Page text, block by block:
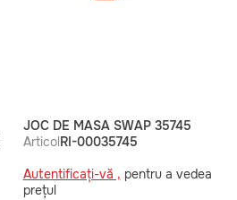
JOC DE MASA SWAP 35745
Articol RI-00035745
Autentificați-vă , pentru a vedea
prețul